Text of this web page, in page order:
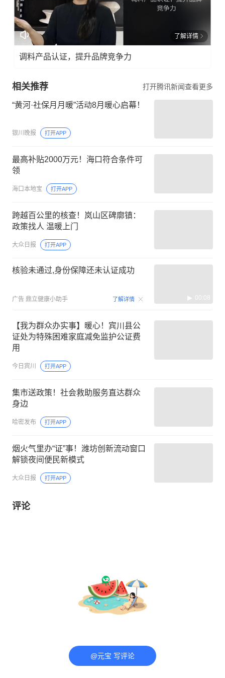
了解详情
调料产品认证，提升品牌竞争力
相关推荐 打开腾讯新闻查看更多
“黄河·社保月月暖”活动8月暖心启幕！
银川晚报 打开APP
最高补贴2000万元！海口符合条件可
领
海口本地宝 打开APP
跨越百公里的核查！岚山区碑廓镇：
政策找人 温暖上门
大众日报 打开APP
核验未通过,身份保障还未认证成功
广告 鼎立健康小助手 了解详情 00:08
【我为群众办实事】暖心！宾川县公
证处为特殊困难家庭减免监护公证费
用
今日宾川 打开APP
集市送政策！社会救助服务直达群众
身边
哈密发布 打开APP
烟火气里办“证”事！潍坊创新流动窗口
解锁夜间便民新模式
大众日报 打开APP
评论
@元宝 写评论